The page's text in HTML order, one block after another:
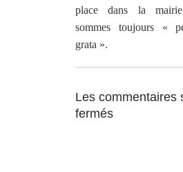
place dans la
sommes toujours «
grata ».
Les commentaires
fermés